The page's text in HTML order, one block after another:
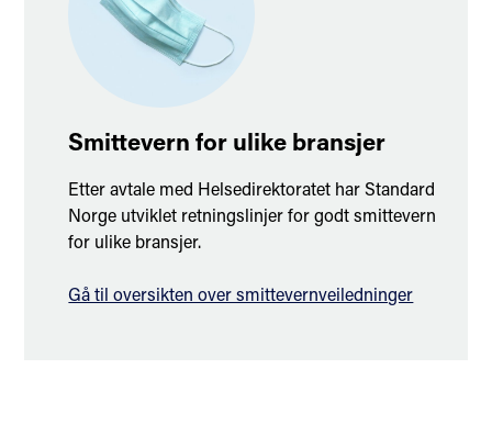
Smittevern for ulike bransjer
Etter avtale med Helsedirektoratet har Standard
Norge utviklet retningslinjer for godt smittevern
for ulike bransjer.
Gå til oversikten over smittevernveiledninger